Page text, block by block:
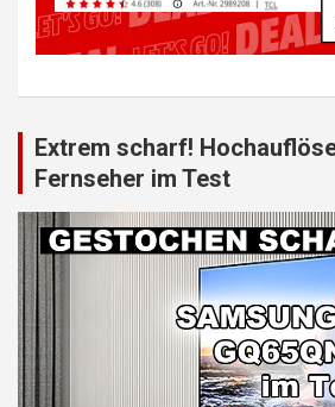
Extrem scharf!
Fernseher im Test